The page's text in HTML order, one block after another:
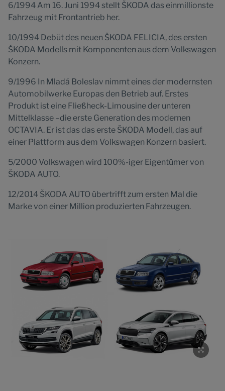
6/1994 Am 16. Juni 1994 stellt ŠKODA das einmillionste
Fahrzeug mit Frontantrieb her.
10/1994 Debüt des neuen ŠKODA FELICIA, des ersten
ŠKODA Modells mit Komponenten aus dem Volkswagen
Konzern.
9/1996 In Mladá Boleslav nimmt eines der modernsten
Automobilwerke Europas den Betrieb auf. Erstes
Produkt ist eine Fließheck-Limousine der unteren
Mittelklasse –die erste Generation des modernen
OCTAVIA. Er ist das das erste ŠKODA Modell, das auf
einer Plattform aus dem Volkswagen Konzern basiert.
5/2000 Volkswagen wird 100%-iger Eigentümer von
ŠKODA AUTO.
12/2014 ŠKODA AUTO übertrifft zum ersten Mal die
Marke von einer Million produzierten Fahrzeugen.